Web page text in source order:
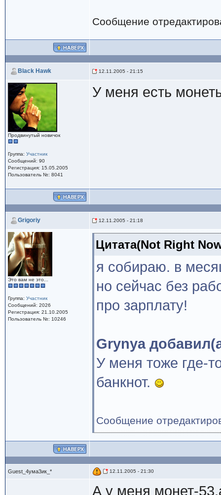
Сообщение
Black Hawk 12.11.2005 - 21:15
Продвинутый новичок
Группа: Участник
Сообщений: 90
Регистрация: 15.05.2005
Пользователь №: 8041
У меня есть
Grigoriy 12.11.2005 - 21:18
Это вам не это...
Группа: Участник
Сообщений: 2026
Регистрация: 21.10.2005
Пользователь №: 10246
Цитата(Not Right
я собираю. в
но сейчас без
про зарплату!
Grynya
У меня тоже где-
банкнот.
Сообщение
Guest_4ума3ик_* 12.11.2005 - 21:30
А у меня монет-